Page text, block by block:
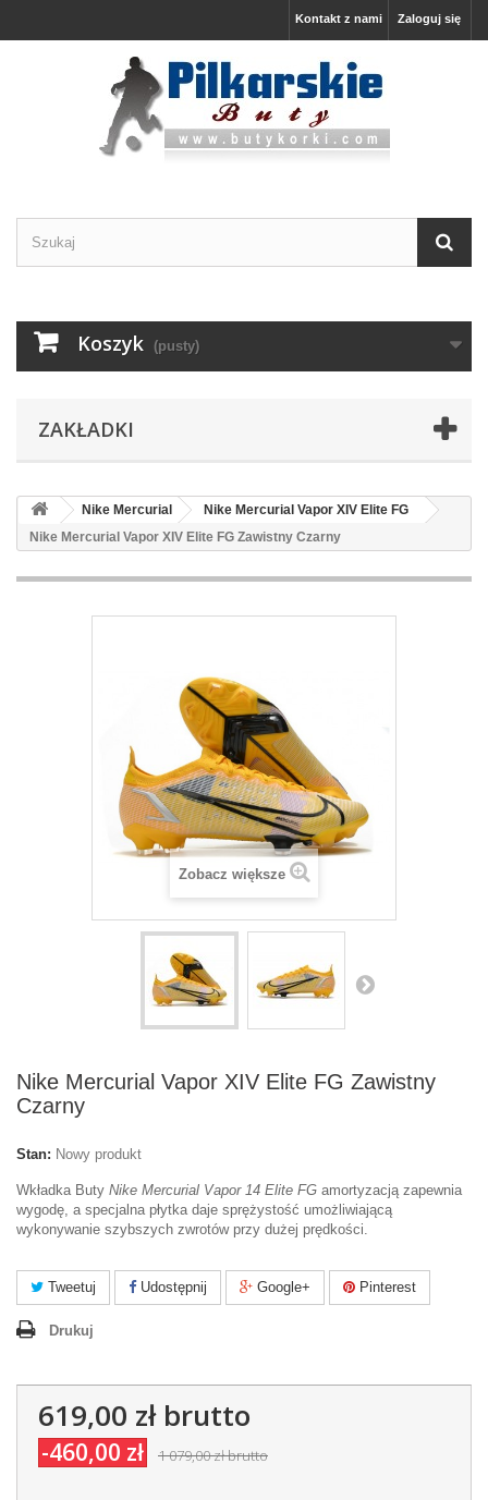
Zaloguj się
Kontakt z nami
Koszyk (pusty)
ZAKŁADKI
Nike Mercurial
Nike Mercurial Vapor XIV Elite FG
Nike Mercurial Vapor XIV Elite FG Zawistny Czarny
Zobacz większe
Nike Mercurial Vapor XIV Elite FG Zawistny
Czarny
Stan: Nowy produkt
Wkładka Buty Nike Mercurial Vapor 14 Elite FG amortyzacją zapewnia
wygodę, a specjalna płytka daje sprężystość umożliwiającą
wykonywanie szybszych zwrotów przy dużej prędkości.
Tweetuj Udostępnij Google+ Pinterest
Drukuj
619,00 złbrutto
-460,00 zł 1 079,00 złbrutto